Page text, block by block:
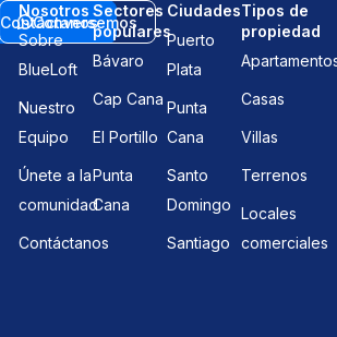
Contáctanos
Conversemos
Nosotros
Sobre
BlueLoft
Nuestro
Equipo
Únete a la
comunidad
Contáctanos
Sectores
populares
Bávaro
Cap Cana
El Portillo
Punta
Cana
Ciudades
Puerto
Plata
Punta
Cana
Santo
Domingo
Santiago
Tipos de
propiedad
Casas
Villas
Terrenos
Locales
comerciales